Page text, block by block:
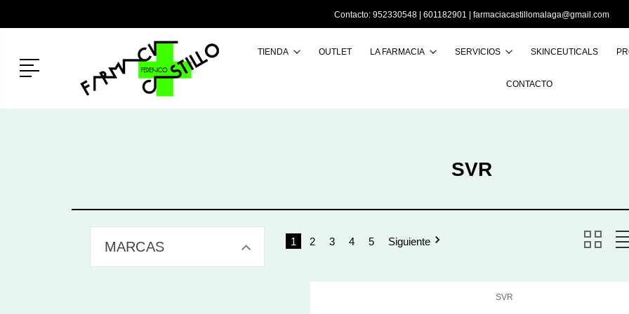
Contacto: 952330548 | 601182901 | farmaciacastillomalaga@gmail.com
Menú
TIENDA OUTLET LA FARMACIA SERVICIOS SKINCEUTICALS
CONTACTO
SVR
MARCAS 1 2 3 4 5 Siguiente
SVR